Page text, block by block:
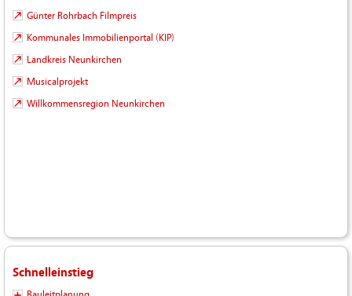
Günter Rohrbach Filmpreis
Kommunales Immobilienportal (KIP)
Landkreis Neunkirchen
Musicalprojekt
Willkommensregion Neunkirchen
Schnelleinstieg